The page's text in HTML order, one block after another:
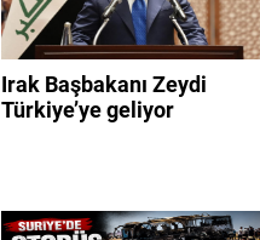
Irak Başbakanı Zeydi
Türkiye’ye geliyor